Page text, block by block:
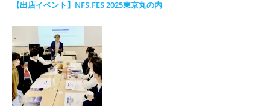
【出店イベント】NFS.FES 2025東京丸の内